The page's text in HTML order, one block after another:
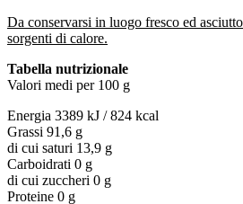
Da conservarsi in luogo fresco ed
sorgenti di calore.
Tabella nutrizionale
Valori medi per 100 g
Energia 3389 kJ / 824 kcal
Grassi 91,6 g
di cui saturi 13,9 g
Carboidrati 0 g
di cui zuccheri 0 g
Proteine 0 g